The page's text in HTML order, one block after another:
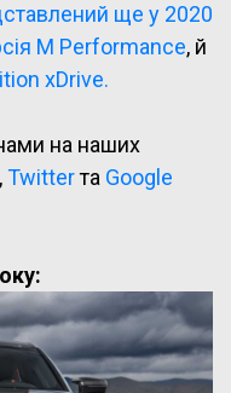
ще у 2020
M Performance, й
xDrive.
на наших
,Twitterта Google